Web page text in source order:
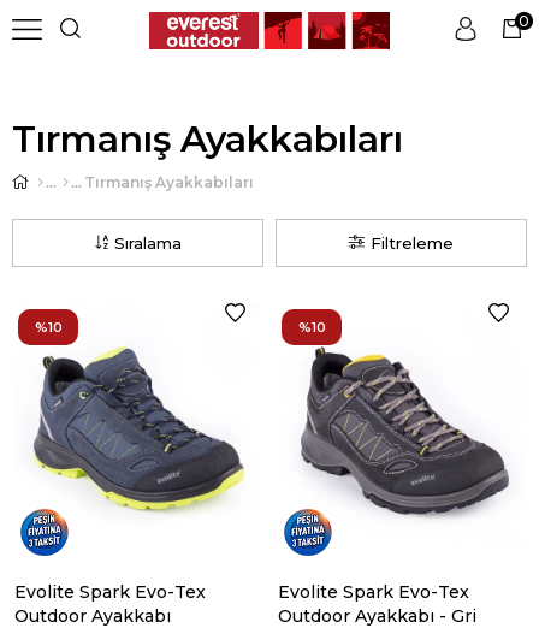
0
Tırmanış Ayakkabıları
Tırmanış Ayakkabıları
Filtreleme
Sıralama
Evolite Spark Evo-Tex
Outdoor Ayakkabı
%10
Evolite Spark Evo-Tex
Outdoor Ayakkabı - Gri
%10